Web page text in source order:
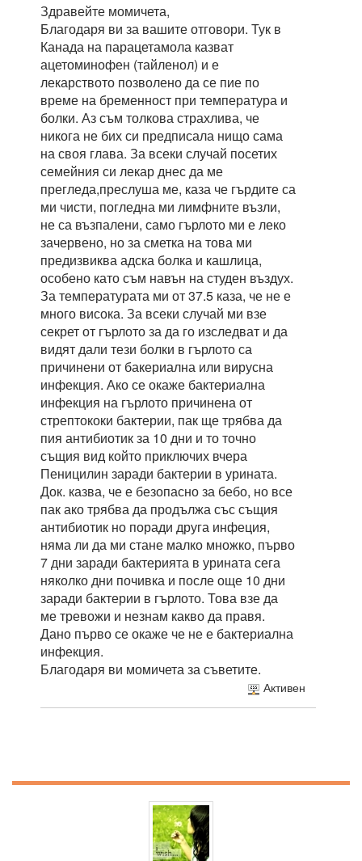
Здравейте момичета,
Благодаря ви за вашите отговори. Тук в
Канада на парацетамола казват
ацетоминофен (тайленол) и е
лекарството позволено да се пие по
време на бременност при температура и
болки. Аз съм толкова страхлива, че
никога не бих си предписала нищо сама
на своя глава. За всеки случай посетих
семейния си лекар днес да ме
прегледа,преслуша ме, каза че гърдите са
ми чисти, погледна ми лимфните възли,
не са възпалени, само гърлото ми е леко
зачервено, но за сметка на това ми
предизвиква адска болка и кашлица,
особено като съм навън на студен въздух.
За температурата ми от 37.5 каза, че не е
много висока. За всеки случай ми взе
секрет от гърлото за да го изследват и да
видят дали тези болки в гърлото са
причинени от бакериална или вирусна
инфекция. Ако се окаже бактериална
инфекция на гърлото причинена от
стрептококи бактерии, пак ще трябва да
пия антибиотик за 10 дни и то точно
същия вид който приключих вчера
Пеницилин заради бактерии в урината.
Док. казва, че е безопасно за бебо, но все
пак ако трябва да продължа със същия
антибиотик но поради друга инфеция,
няма ли да ми стане малко множко, първо
7 дни заради бактерията в урината сега
няколко дни почивка и после още 10 дни
заради бактерии в гърлото. Това взе да
ме тревожи и незнам какво да правя.
Дано първо се окаже че не е бактериална
инфекция.
Благодаря ви момичета за съветите.
Активен